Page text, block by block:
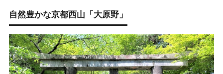
自然豊かな京都西山「大原野」